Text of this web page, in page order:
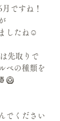
ですね！
したね☺️
先取りで
ベの種類を
でください